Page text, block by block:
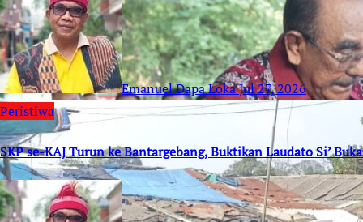
Emanuel Dapa LokaJul 27, 2026
Peristiwa
SKP se-KAJ Turun ke Bantargebang, Buktikan Laudato Si’